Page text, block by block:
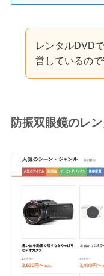
レンタルDVD
営しているの
防振双眼鏡のレ